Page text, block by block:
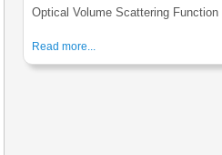
Optical Volume Scattering
Read more...